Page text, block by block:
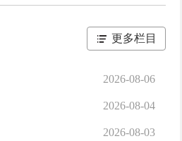
更多栏目
2026-08-06
2026-08-04
2026-08-03